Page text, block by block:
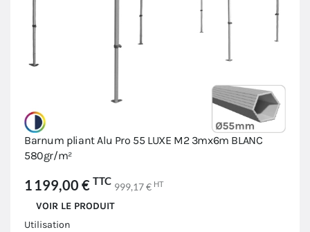
Barnum pliant Alu Pro 55 LUXE M2 3mx6m BLANC
580gr/m²
1 199,00 € TTC 999,17 € HT
VOIR LE PRODUIT
Utilisation